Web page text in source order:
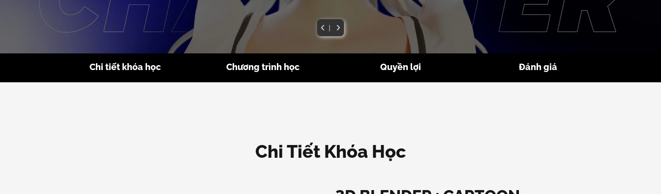
Chi tiết khóa học Chương trình học Quyền lợi Đánh giá
Chi Tiết Khóa Học